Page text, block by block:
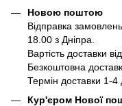
Новою поштою
Відправка
18.00 з Дніпра.
Вартість доставки
Безкоштовна
Термін доставки 1-4
Кур'єром Нової